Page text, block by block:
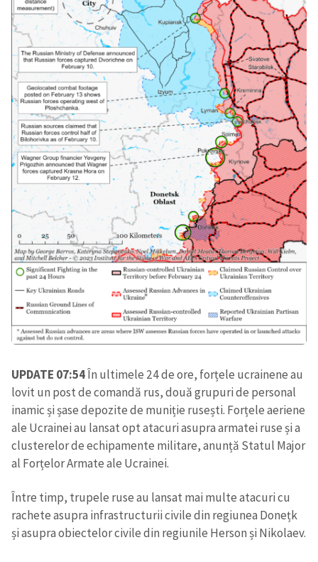
SUSȚINE
UPDATE 07:54În ultimele 24 de ore, forțele ucrainene au
lovit un post de comandă rus, două grupuri de personal
inamic și șase depozite de muniție rusești. Forțele aeriene
ale Ucrainei au lansat opt atacuri asupra armatei ruse și a
clusterelor de echipamente militare, anunță Statul Major
al Forțelor Armate ale Ucrainei.
Între timp, trupele ruse au lansat mai multe atacuri cu
rachete asupra infrastructurii civile din regiunea Donețk
și asupra obiectelor civile din regiunile Herson și Nikolaev.